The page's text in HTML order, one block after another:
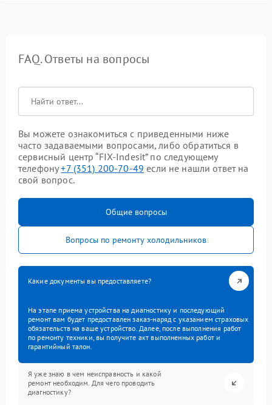
FAQ. Ответы на вопросы
Вы можете ознакомиться с приведенными ниже
часто задаваемыми вопросами, либо обратиться в
сервисный центр “FIX-Indesit” по следующему
телефону+7 (351) 200-70-49 если не нашли ответ на
свой вопрос.
Общие вопросы
Вопросы по ремонту холодильников
Какие документы вы предоставляете?
На этапе приема устройства на диагностику и последующий
ремонт вам будет предоставлен заказ-наряд с указанием страховых
обязательств на ваше устройство. Далее, после выполнения работ
по ремонту техники, вы получите акт выполненных работ и
гарантийный талон.
Я уже знаю в чем неисправность и какой
ремонт необходим. Для чего проводить
диагностику?